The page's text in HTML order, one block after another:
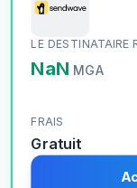
LE DESTINATAIRE
NaN MGA
FRAIS
Gratuit